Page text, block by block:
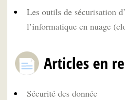
Les outils de sécurisation
l’informatique en nuage
Articles en
Sécurité des donnée